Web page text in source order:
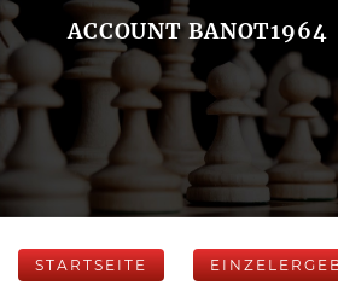
ACCOUNT BANOT1964
STARTSEITE